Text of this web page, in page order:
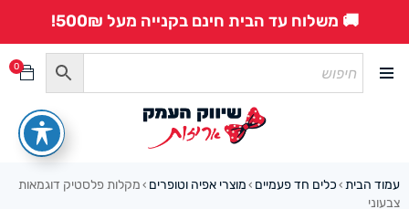
🚚 משלוח עד הבית חינם בקנייה מעל 500₪!
0
עמוד הבית › כלים חד פעמיים › מוצרי אפיה וטופרים › מקלות פלסטיק דוגמאות
צבעוני